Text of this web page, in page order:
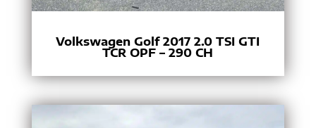
Volkswagen Golf 2017 2.0 TSI GTI
TCR OPF – 290 CH